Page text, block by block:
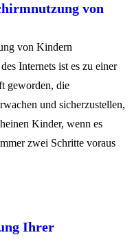
von
von Kindern
Internets ist es zu einer
geworden, die
und sicherzustellen,
Kinder, wenn es
zwei Schritte voraus
Ihrer